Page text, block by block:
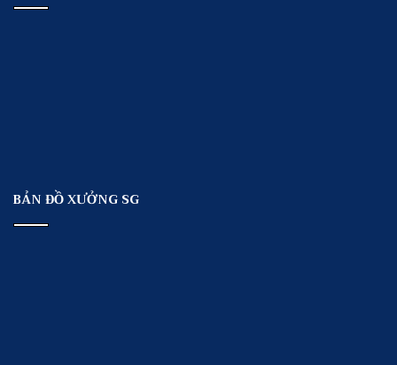
BẢN ĐỒ XƯỞNG SG